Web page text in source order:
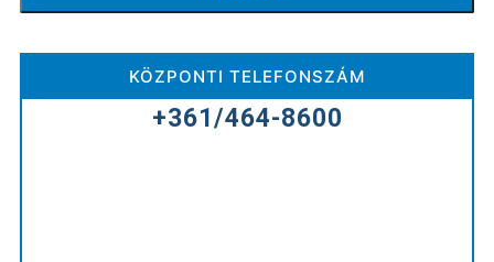
KÖZPONTI TELEFONSZÁM
+361/464-8600